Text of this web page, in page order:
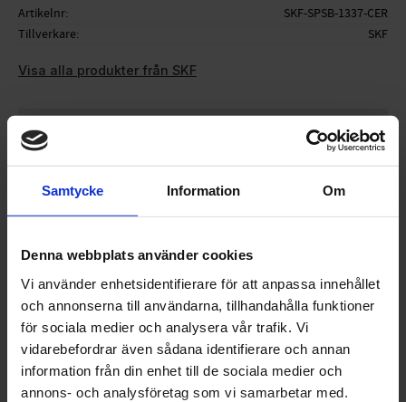
Samtycke Information Om
Denna webbplats använder cookies
Vi använder enhetsidentifierare för att anpassa innehållet
och annonserna till användarna, tillhandahålla funktioner
för sociala medier och analysera vår trafik. Vi
vidarebefordrar även sådana identifierare och annan
information från din enhet till de sociala medier och
annons- och analysföretag som vi samarbetar med.
Artikelnr
SKF-SPSB-1337-CER
Tillverkare
SKF
Visa alla produkter från SKF
OMDÖMEN
Du